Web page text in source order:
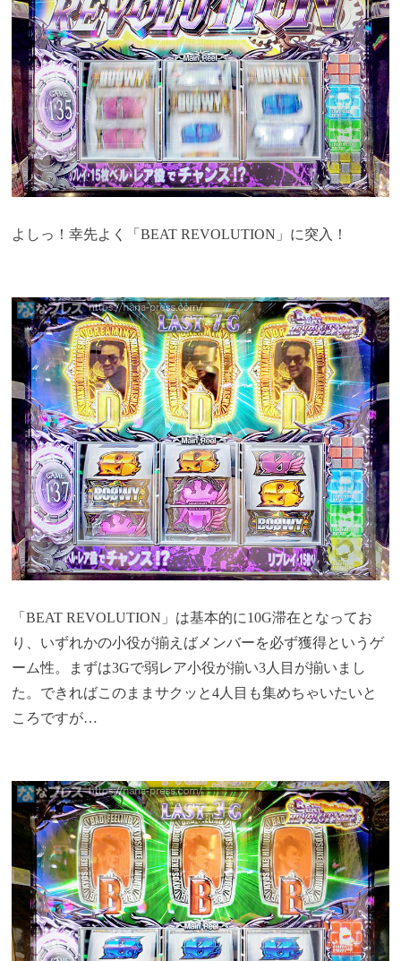
よしっ！幸先よく「BEAT REVOLUTION」に突入！
「BEAT REVOLUTION」は基本的に10G滞在となってお
り、いずれかの小役が揃えばメンバーを必ず獲得というゲ
ーム性。まずは3Gで弱レア小役が揃い3人目が揃いまし
た。できればこのままサクッと4人目も集めちゃいたいと
ころですが…